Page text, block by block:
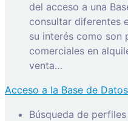
del acceso a una
consultar diferentes
su interés como son
comerciales en
venta…
Acceso a la Base de
Búsqueda de